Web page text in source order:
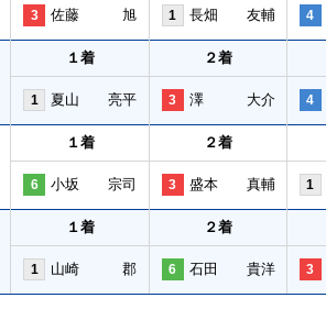
3 佐藤 旭 1 長畑 友輔 4
１着 ２着
1 夏山 亮平 3 澤 大介 4
１着 ２着
6 小坂 宗司 3 盛本 真輔 1
１着 ２着
1 山崎 郡 6 石田 貴洋 3